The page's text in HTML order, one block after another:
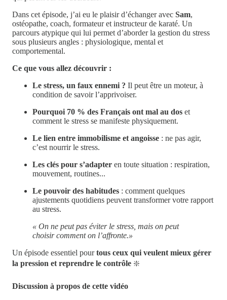
Dans cet épisode, j’ai eu le plaisir d’échanger avec Sam,
ostéopathe, coach, formateur et instructeur de karaté. Un
parcours atypique qui lui permet d’aborder la gestion du stress
sous plusieurs angles : physiologique, mental et
comportemental.
Ce que vous allez découvrir :
Le stress, un faux ennemi ? Il peut être un moteur, à
condition de savoir l’apprivoiser.
Pourquoi 70 % des Français ont mal au dos et
comment le stress se manifeste physiquement.
Le lien entre immobilisme et angoisse : ne pas agir,
c’est nourrir le stress.
Les clés pour s’adapter en toute situation : respiration,
mouvement, routines...
Le pouvoir des habitudes : comment quelques
ajustements quotidiens peuvent transformer votre rapport
au stress.
« On ne peut pas éviter le stress, mais on peut
choisir comment on l’affronte.»
Un épisode essentiel pourtous ceux qui veulent mieux gérer
la pression et reprendre le contrôle ❇️
Discussion à propos de cette vidéo